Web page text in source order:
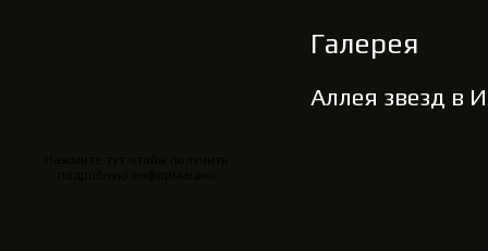
Галерея
Аллея звезд в